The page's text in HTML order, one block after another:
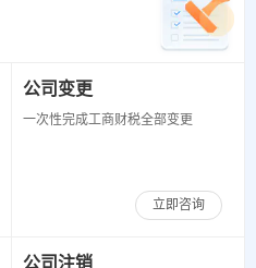
公司变更
一次性完成工商财税全部变更
立即咨询
公司注销